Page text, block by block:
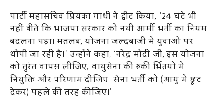
पार्टी महासचिव प्रियंका गांधी ने ट्वीट किया, ’24 घंटे भी
नहीं बीते कि भाजपा सरकार को नयी आर्मी भर्ती का नियम
बदलना पड़ा। मतलब, योजना जल्दबाजी में युवाओं पर
थोपी जा रही है।’ उन्होंने कहा, ‘नरेंद्र मोदी जी, इस योजना
को तुरंत वापस लीजिए, वायुसेना की रुकी र्भितयों में
नियुक्ति और परिणाम दीजिए। सेना भर्ती को (आयु में छूट
देकर) पहले की तरह कीजिए।’